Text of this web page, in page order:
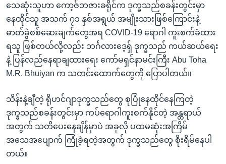
သေဆုံးသူဟာ ကော့ဇ်ဘဇားခရိုင်က ဒုက္ခသည်စခန်းတွင်းမှာ
နေထိုင်သူ အသက် ၇၁ နှစ်အရွယ် အမျိုးသားဖြစ်ကြောင်းနဲ့
ဓာတ်ခွဲစစ်ဆေးချက်တွေအရ COVID-19 ရောဂါ ကူးစက်ခံထား
ရသူ ဖြစ်တယ်လို့လည်း ဘင်္ဂလားဒေ့ရှ် ဒုက္ခသည် ကယ်ဆယ်ရေး
နဲ့ ပြန်လည်နေရာချထားရေး ကော်မရှင်နာမင်းကြီး Abu Toha
M.R. Bhuiyan က သတင်းထောက်တွေကို ပြောပါတယ်။
သိန်းနဲ့ချီတဲ့ ရိုဟင်ဂျာဒုက္ခသည်တွေ စုပြုံနေထိုင်နေကြတဲ့
ဒုက္ခသည်စခန်းတွင်းမှာ ကပ်ရောဂါကူးစက်နိုင်တဲ့ အန္တရာယ်
အတွက် သတိပေးနေချိန်မှာပဲ အခုလို ပထမဆုံးအကြိမ်
အသေအပျောက် ကြုံခဲ့ရတဲ့အတွက် ဒုက္ခသည်တွေ စိုးရိမ်နေပါ
တယ်။